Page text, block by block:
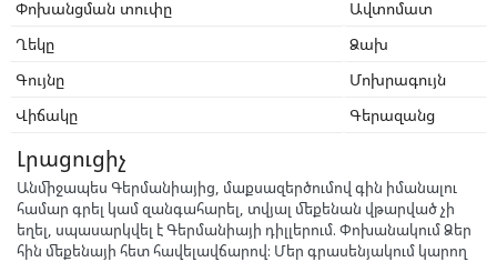
Փոխանցման տուփը
Ավտոմատ
Ղեկը
Ձախ
Գույնը
Մոխրագույն
Վիճակը
Գերազանց
Լրացուցիչ
Անմիջապես Գերմանիայից, մաքսազերծումով գին իմանալու
համար գրել կամ զանգահարել, տվյալ մեքենան վթարված չի
եղել, սպասարկվել է Գերմանիայի դիլլերում. Փոխանակում Ձեր
հին մեքենայի հետ հավելավճարով: Մեր գրասենյակում կարող